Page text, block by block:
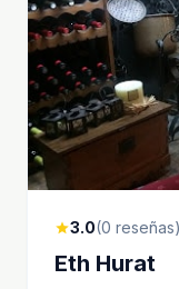
star3.0(0 reseñas)
Eth Hurat